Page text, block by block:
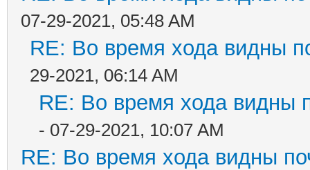
07-29-2021, 05:48 AM
RE: Во время хода видны
29-2021, 06:14 AM
RE: Во время хода видны
- 07-29-2021, 10:07 AM
RE: Во время хода видны